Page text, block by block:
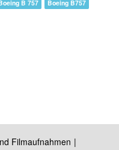
B 757
Boeing B757
Filmaufnahmen